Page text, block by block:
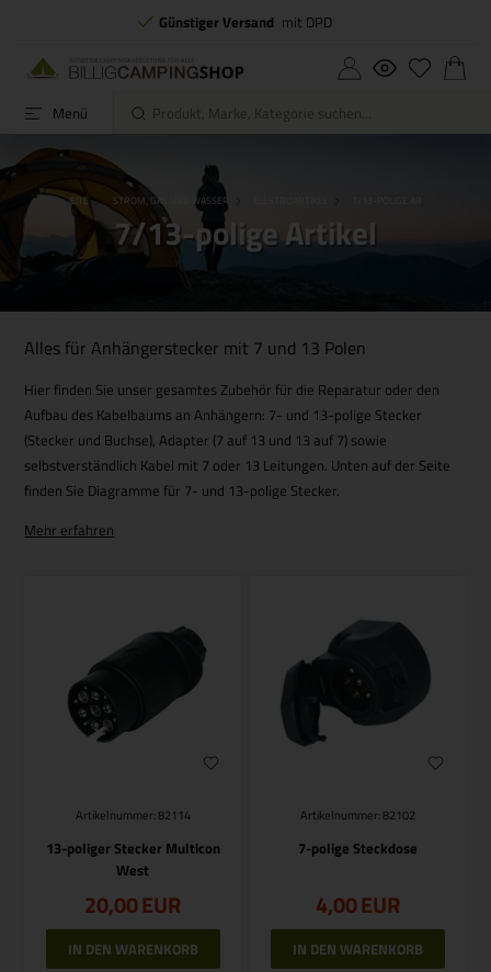
Günstiger Versand mit DPD
Menü
STARTSEITE STROM, GAS UND WASSER
7/13-polige Artikel
Alles für Anhängerstecker mit 7 und 13 Polen
Hier finden Sie unser gesamtes Zubehör für die Reparatur oder den
Aufbau des Kabelbaums an Anhängern: 7- und 13-polige Stecker
(Stecker und Buchse), Adapter (7 auf 13 und 13 auf 7) sowie
selbstverständlich Kabel mit 7 oder 13 Leitungen. Unten auf der Seite
finden Sie Diagramme für 7- und 13-polige Stecker.
Mehr erfahren
Artikelnummer: 82114
13-poliger Stecker Multicon
West
20,00EUR
Artikelnummer: 82102
7-polige Steckdose
4,00EUR